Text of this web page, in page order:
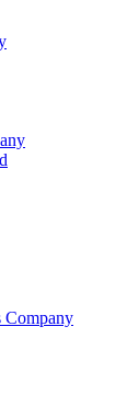
Company